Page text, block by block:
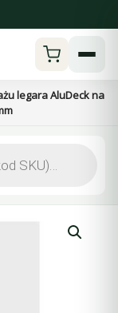
legara AluDeck na